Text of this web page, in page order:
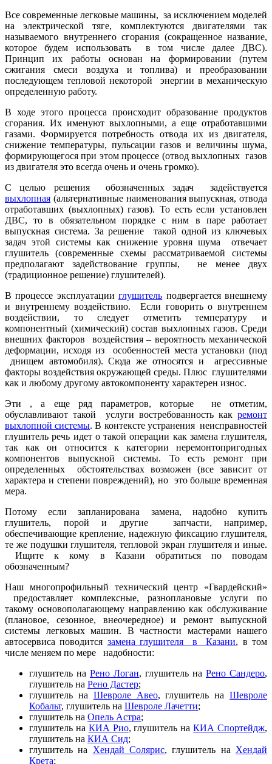
Все современные легковые машины, за исключением моделей
на электрической тяге, комплектуются двигателями так
называемого внутреннего сгорания (сокращенное название,
которое будем использовать в том числе далее ДВС).
Принцип их работы основан на формировании (путем
сжигания смеси воздуха и топлива) и преобразовании
последующем тепловой некоторой энергии в механическую
определенную работу.
В ходе этого процесса происходит образование продуктов
сгорания. Их именуют выхлопными, а еще отработавшими
газами. Формируется потребность отвода их из двигателя,
снижение температуры, пульсации газов и величины шума,
формирующегося при этом процессе (отвод выхлопных газов
из двигателя это всегда очень и очень громко).
С целью решения обозначенных задач задействуется
выхлопная (альтернативные наименования выпускная, отвода
отработавших (выхлопных) газов). То есть если установлен
ДВС, то в обязательном порядке с ним в паре работает
выпускная система. За решение такой одной из ключевых
задач этой системы как снижение уровня шума отвечает
глушитель (современные схемы рассматриваемой системы
предполагают задействование группы, не менее двух
(традиционное решение) глушителей).
В процессе эксплуатацииглушитель подвергается внешнему
и внутреннему воздействию. Если говорить о внутреннем
воздействии, то следует отметить температуру и
компонентный (химический) состав выхлопных газов. Среди
внешних факторов воздействия – вероятность механической
деформации, исходя из особенностей места установки (под
днищем автомобиля). Сюда же относятся и агрессивные
факторы воздействия окружающей среды. Плюс глушителями
как и любому другому автокомпоненту характерен износ.
Эти , а еще ряд параметров, которые не отметим,
обуславливают такой услуги востребованность как ремонт
выхлопной системы. В контексте устранения неисправностей
глушитель речь идет о такой операции как замена глушителя,
так как он относится к категории неремонтопригодных
компонентов выпускной системы. То есть ремонт при
определенных обстоятельствах возможен (все зависит от
характера и степени повреждений), но это больше временная
мера.
Потому если запланирована замена, надобно купить
глушитель, порой и другие запчасти, например,
обеспечивающие крепление, надежную фиксацию глушителя,
те же подушки глушителя, тепловой экран глушителя и иные.
Ищите к кому в Казани обратиться по поводам
обозначенным?
Наш многопрофильный технический центр «Гвардейский»
предоставляет комплексные, разноплановые услуги по
такому основополагающему направлению как обслуживание
(плановое, сезонное, внеочередное) и ремонт выпускной
системы легковых машин. В частности мастерами нашего
автосервиса поводится замена глушителя в Казани, в том
числе меняем по мере надобности:
глушитель на Рено Логан, глушитель на Рено Сандеро,
глушитель на Рено Дастер;
глушитель на Шевроле Авео, глушитель наШевроле
Кобальт, глушитель на Шевроле Лачетти;
глушитель на Опель Астра;
глушитель на КИА Рио, глушитель наКИА Спортейдж,
глушитель на КИА Сид;
глушитель на Хендай Солярис, глушитель на Хендай
Крета;